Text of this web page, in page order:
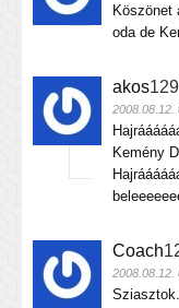
Köszönet
oda de
akos
2008.08.12.
Kemény
Coach
2008.08.12.